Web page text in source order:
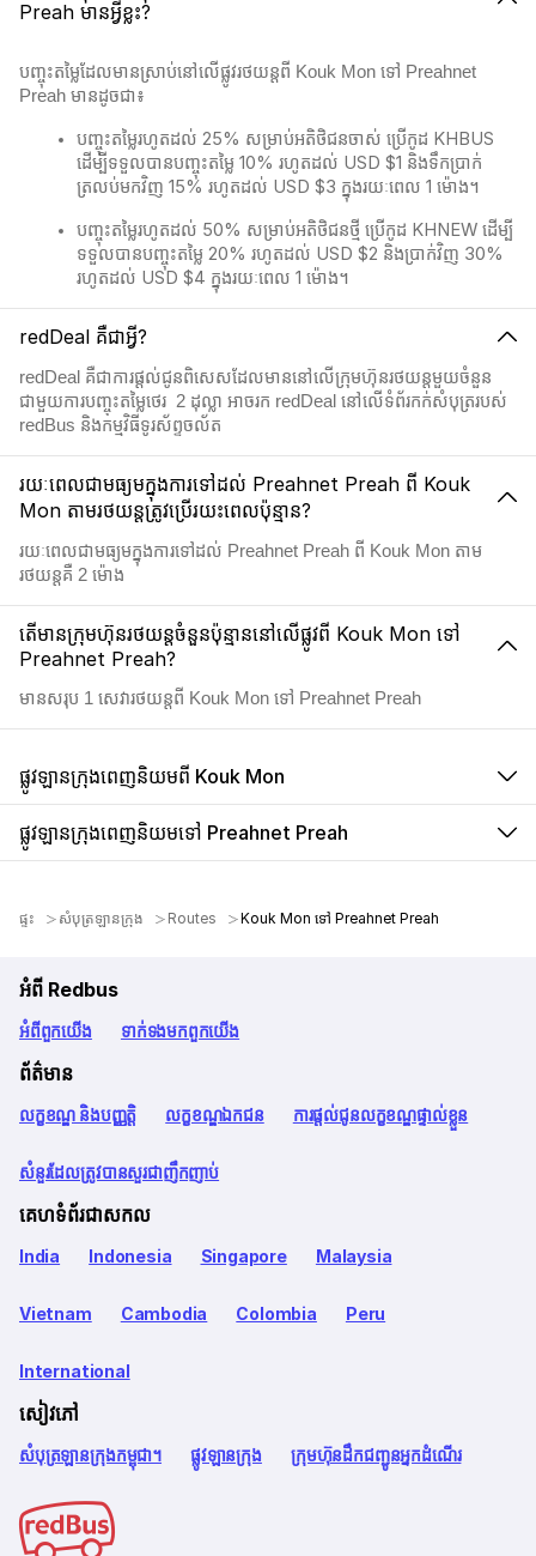
Preah មានអ្វីខ្លះ?
បញ្ចុះតម្លៃដែលមានស្រាប់នៅលើផ្លូវរថយន្តពី Kouk Mon ទៅ Preahnet
Preah មានដូចជា៖
បញ្ចុះតម្លៃរហូតដល់ 25% សម្រាប់អតិថិជនចាស់ ប្រើកូដ KHBUS
ដើម្បីទទួលបានបញ្ចុះតម្លៃ 10% រហូតដល់ USD $1 និងទឹកប្រាក់
ត្រលប់មកវិញ 15% រហូតដល់ USD $3 ក្នុងរយៈពេល 1 ម៉ោង។
បញ្ចុះតម្លៃរហូតដល់ 50% សម្រាប់អតិថិជនថ្មី ប្រើកូដ KHNEW ដើម្បី
ទទួលបានបញ្ចុះតម្លៃ 20% រហូតដល់ USD $2 និងប្រាក់វិញ 30%
រហូតដល់ USD $4 ក្នុងរយៈពេល 1 ម៉ោង។
redDeal គឺជាអ្វី?
redDeal គឺជាការផ្តល់ជូនពិសេសដែលមាននៅលើក្រុមហ៊ុនរថយន្តមួយចំនួន
ជាមួយការបញ្ចុះតម្លៃថេរ 2​ ដុល្លា អាចរក redDeal នៅលើទំព័រកក់សំបុត្ររបស់
redBus និងកម្មវិធីទូរស័ព្ទចល័ត
រយៈពេលជាមធ្យមក្នុងការទៅដល់ Preahnet Preah ពី Kouk
Mon តាមរថយន្តត្រូវប្រើរយះពេលប៉ុន្មាន?
រយៈពេលជាមធ្យមក្នុងការទៅដល់ Preahnet Preah ពី Kouk Mon តាម
រថយន្តគឺ 2 ម៉ោង
តើមានក្រុមហ៊ុនរថយន្តចំនួនប៉ុន្មាននៅលើផ្លូវពី Kouk Mon ទៅ
Preahnet Preah?
មានសរុប 1 សេវារថយន្តពី Kouk Mon ទៅ Preahnet Preah
ផ្លូវឡានក្រុងពេញនិយមពី Kouk Mon
ផ្លូវឡានក្រុងពេញនិយមទៅ Preahnet Preah
ផ្ទះ សំបុត្រឡានក្រុង Routes Kouk Mon ទៅ Preahnet Preah
អំពី Redbus
អំពី​ពួក​យើង ទាក់ទង​មក​ពួក​យើង
ព័ត៌មាន
លក្ខខណ្ឌ និងបញ្ញត្តិ លក្ខខណ្ឌឯកជន ការផ្តល់ជូនលក្ខខណ្ឌផ្ទាល់ខ្លួន
សំនួរដែលត្រូវបានសួរជាញឹកញាប់
គេហទំព័រជាសកល
India Indonesia Singapore Malaysia
Vietnam Cambodia Colombia Peru
International
សៀវភៅ
សំបុត្រឡានក្រុងកម្ពុជា។ ផ្លូវឡានក្រុង ក្រុមហ៊ុនដឹកជញ្ជូនអ្នកដំណើរ